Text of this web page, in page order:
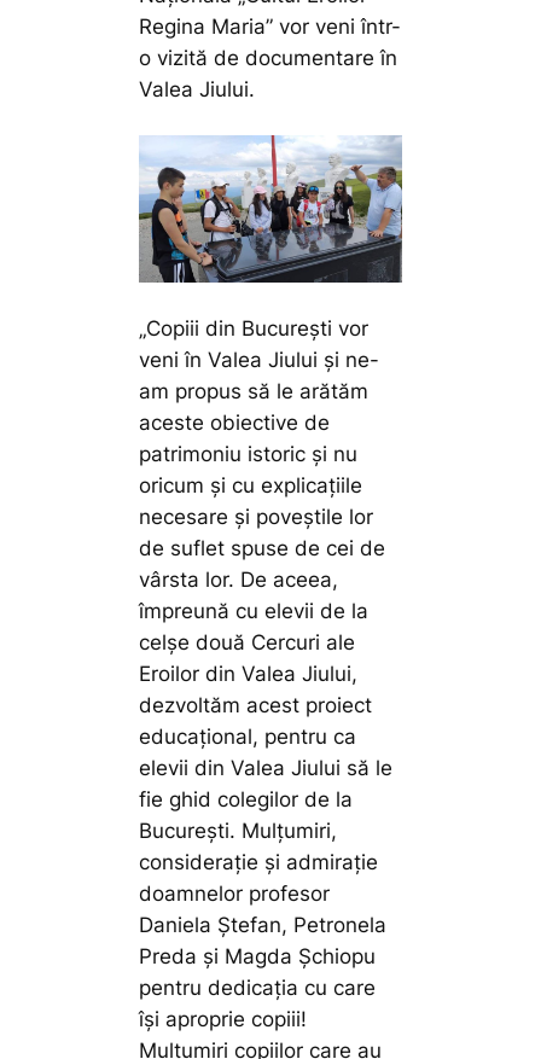
Regina Maria” vor veni într-
o vizită de documentare în
Valea Jiului.
„Copiii din București vor
veni în Valea Jiului și ne-
am propus să le arătăm
aceste obiective de
patrimoniu istoric și nu
oricum și cu explicațiile
necesare și poveștile lor
de suflet spuse de cei de
vârsta lor. De aceea,
împreună cu elevii de la
celșe două Cercuri ale
Eroilor din Valea Jiului,
dezvoltăm acest proiect
educațional, pentru ca
elevii din Valea Jiului să le
fie ghid colegilor de la
București. Mulțumiri,
considerație și admirație
doamnelor profesor
Daniela Ștefan, Petronela
Preda și Magda Șchiopu
pentru dedicația cu care
își aproprie copiii!
Mulțumiri copiilor care au